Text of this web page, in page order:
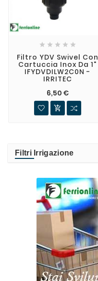
    
Filtro YDV Swivel Con
Cartuccia Inox Da 1"
IFYDVDILW2C0N -
IRRITEC
6,50 €

Filtri Irrigazione